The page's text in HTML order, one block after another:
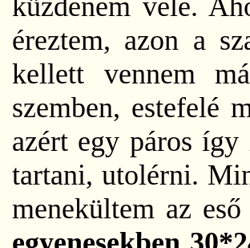
éreztem, azon a
kellett vennem
szemben, estefelé
azért egy páros
tartani, utolérni.
menekültem az